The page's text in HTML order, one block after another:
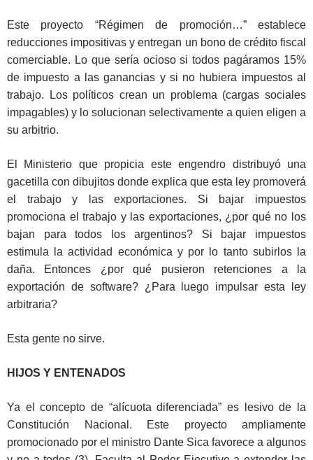
Este proyecto “Régimen de promoción…” establece
reducciones impositivas y entregan un bono de crédito fiscal
comerciable. Lo que sería ocioso si todos pagáramos 15%
de impuesto a las ganancias y si no hubiera impuestos al
trabajo. Los políticos crean un problema (cargas sociales
impagables) y lo solucionan selectivamente a quien eligen a
su arbitrio.
El Ministerio que propicia este engendro distribuyó una
gacetilla con dibujitos donde explica que esta ley promoverá
el trabajo y las exportaciones. Si bajar impuestos
promociona el trabajo y las exportaciones, ¿por qué no los
bajan para todos los argentinos? Si bajar impuestos
estimula la actividad económica y por lo tanto subirlos la
daña. Entonces ¿por qué pusieron retenciones a la
exportación de software? ¿Para luego impulsar esta ley
arbitraria?
Esta gente no sirve.
HIJOS Y ENTENADOS
Ya el concepto de “alícuota diferenciada” es lesivo de la
Constitución Nacional. Este proyecto ampliamente
promocionado por el ministro Dante Sica favorece a algunos